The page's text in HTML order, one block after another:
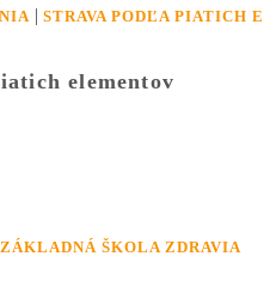
| STRAVA PODĽA PIATICH
elementov
ZÁKLADNÁ ŠKOLA ZDRAVIA